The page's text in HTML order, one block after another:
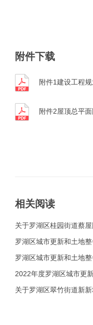
附件下载
附件1建设工程
附件2屋顶总平
相关阅读
关于罗湖区桂园街道蔡
罗湖区城市更新和土地
的公示
罗湖区城市更新和土地
2022年度罗湖区城市更
关于罗湖区翠竹街道新